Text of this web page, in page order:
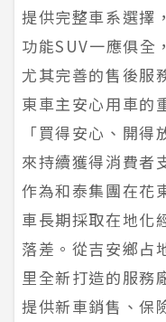
提供完整車系選擇
功能SUV一應俱全
尤其完善的售後服
東車主安心用車的
「買得安心、開
來持續獲得消費者
作為和泰集團在花
車長期採取在地化
落差。從吉安鄉占
里全新打造的服務
提供新車銷售、保